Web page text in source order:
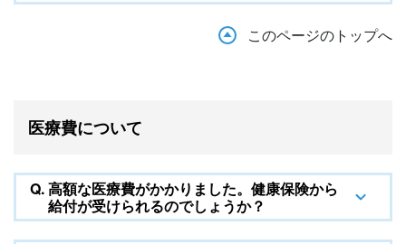
このページのトップへ
医療費について
Q.高額な医療費がかかりました。健康保険から
給付が受けられるのでしょうか？